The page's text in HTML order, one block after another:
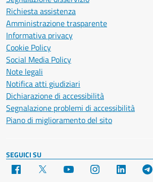
Richiesta assistenza
Amministrazione trasparente
Informativa privacy
Cookie Policy
Social Media Policy
Note legali
Notifica atti giudiziari
Dichiarazione di accessibilità
Segnalazione problemi di accessibilità
Piano di miglioramento del sito
SEGUICI SU
Facebook YouTube Instagram LinkedIn